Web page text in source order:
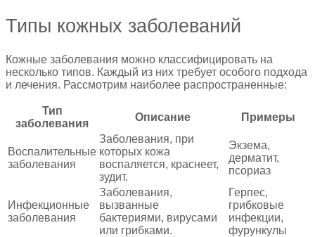
Типы кожных заболеваний
Кожные заболевания можно классифицировать на
несколько типов. Каждый из них требует особого подхода
и лечения. Рассмотрим наиболее распространенные:
Тип
заболевания
Описание Примеры
Воспалительные
заболевания
Заболевания, при
которых кожа
воспаляется, краснеет,
зудит.
Экзема,
дерматит,
псориаз
Инфекционные
заболевания
Заболевания,
вызванные
бактериями, вирусами
или грибками.
Герпес,
грибковые
инфекции,
фурункулы